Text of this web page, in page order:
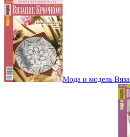
Мода и модель